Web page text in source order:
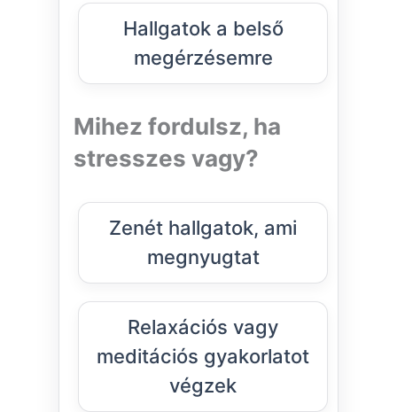
Hallgatok a belső
megérzésemre
Mihez fordulsz, ha
stresszes vagy?
Zenét hallgatok, ami
megnyugtat
Relaxációs vagy
meditációs gyakorlatot
végzek